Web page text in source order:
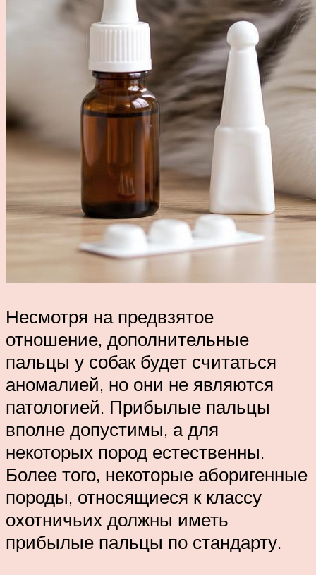
Несмотря на предвзятое
отношение, дополнительные
пальцы у собак будет считаться
аномалией, но они не являются
патологией. Прибылые пальцы
вполне допустимы, а для
некоторых пород естественны.
Более того, некоторые аборигенные
породы, относящиеся к классу
охотничьих должны иметь
прибылые пальцы по стандарту.